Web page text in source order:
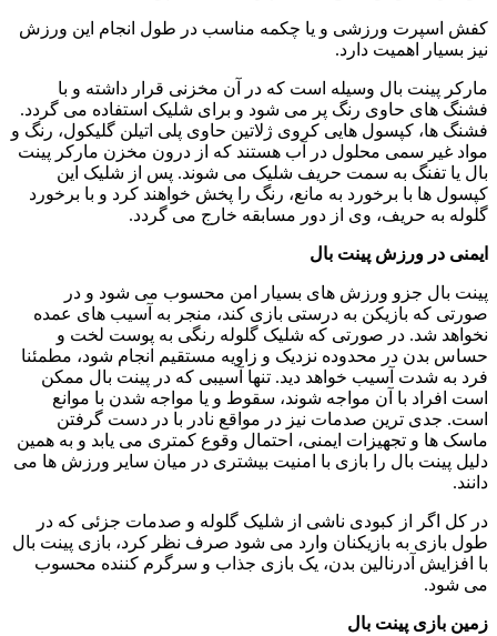
کفش اسپرت ورزشی و یا چکمه مناسب در طول انجام این ورزش
نیز بسیار اهمیت دارد.
مارکر پینت بال وسیله است که در آن مخزنی قرار داشته و با
فشنگ های حاوی رنگ پر می شود و برای شلیک استفاده می گردد.
فشنگ ها، کپسول هایی کروی ژلاتین حاوی پلی اتیلن گلیکول، رنگ و
مواد غیر سمی محلول در آب هستند که از درون مخزن مارکر پینت
بال یا تفنگ به سمت حریف شلیک می شوند. پس از شلیک این
کپسول ها با برخورد به مانع، رنگ را پخش خواهند کرد و با برخورد
گلوله به حریف، وی از دور مسابقه خارج می گردد.
ایمنی در ورزش پینت بال
پینت بال جزو ورزش های بسیار امن محسوب می شود و در
صورتی که بازیکن به درستی بازی کند، منجر به آسیب های عمده
نخواهد شد. در صورتی که شلیک گلوله رنگی به پوست لخت و
حساس بدن در محدوده نزدیک و زاویه مستقیم انجام شود، مطمئنا
فرد به شدت آسیب خواهد دید. تنها آسیبی که در پینت بال ممکن
است افراد با آن مواجه شوند، سقوط و یا مواجه شدن با موانع
است. جدی ترین صدمات نیز در مواقع نادر با در دست گرفتن
ماسک ها و تجهیزات ایمنی، احتمال وقوع کمتری می یابد و به همین
دلیل پینت بال را بازی با امنیت بیشتری در میان سایر ورزش ها می
دانند.
در کل اگر از کبودی ناشی از شلیک گلوله و صدمات جزئی که در
طول بازی به بازیکنان وارد می شود صرف نظر کرد، بازی پینت بال
با افزایش آدرنالین بدن، یک بازی جذاب و سرگرم کننده محسوب
می شود.
زمین بازی پینت بال